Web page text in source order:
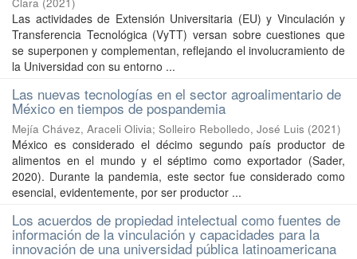
Las actividades de Extensión Universitaria (EU) y Vinculación y
Transferencia Tecnológica (VyTT) versan sobre cuestiones que
se superponen y complementan, reflejando el involucramiento de
la Universidad con su entorno ...
Las nuevas tecnologías en el sector agroalimentario de
México en tiempos de pospandemia
Mejía Chávez, Araceli Olivia; Solleiro Rebolledo, José Luis (2021)
México es considerado el décimo segundo país productor de
alimentos en el mundo y el séptimo como exportador (Sader,
2020). Durante la pandemia, este sector fue considerado como
esencial, evidentemente, por ser productor ...
Los acuerdos de propiedad intelectual como fuentes de
información de la vinculación y capacidades para la
innovación de una universidad pública latinoamericana